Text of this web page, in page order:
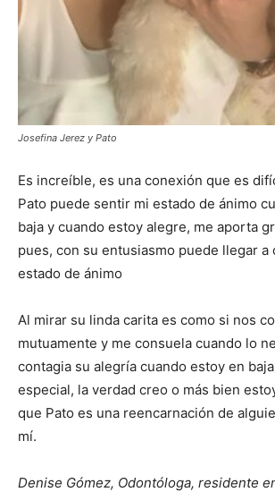
Josefina Jerez y Pato
Es increíble, es una conexión que es
Pato puede sentir mi estado de ánimo
baja y cuando estoy alegre, me aporta
pues, con su entusiasmo puede llegar a
estado de ánimo
Al mirar su linda carita es como si nos
mutuamente y me consuela cuando lo
contagia su alegría cuando estoy en
especial, la verdad creo o más bien
que Pato es una reencarnación de
mí.
Denise Gómez, Odontóloga, residente